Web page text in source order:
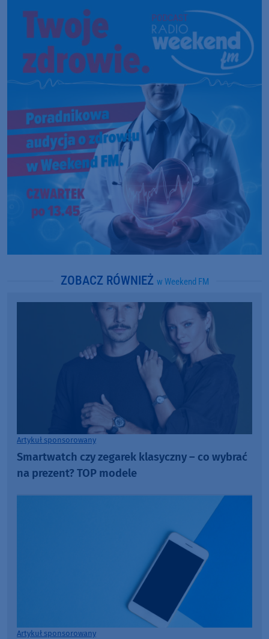
ZOBACZ RÓWNIEŻ w Weekend FM
Artykuł sponsorowany
Smartwatch czy zegarek klasyczny – co wybrać
na prezent? TOP modele
Artykuł sponsorowany